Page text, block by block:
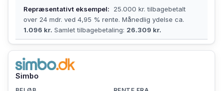
Repræsentativt eksempel:
25.000 kr. tilbagebetalt
over 24 mdr. ved 4,95 % rente. Månedlig ydelse ca.
1.096 kr. Samlet tilbagebetaling: 26.309 kr.
Simbo